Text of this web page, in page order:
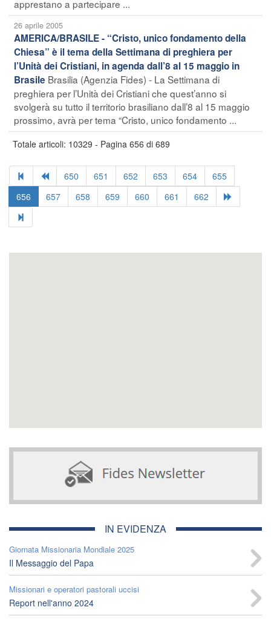
apprestano a partecipare ...
26 aprile 2005
AMERICA/BRASILE - “Cristo, unico fondamento della
Chiesa” è il tema della Settimana di preghiera per
l’Unità dei Cristiani, in agenda dall’8 al 15 maggio in
Brasile Brasilia (Agenzia Fides) - La Settimana di
preghiera per l’Unità dei Cristiani che quest’anno si
svolgerà su tutto il territorio brasiliano dall’8 al 15 maggio
prossimo, avrà per tema “Cristo, unico fondamento ...
Totale articoli: 10329 - Pagina 656 di 689
650 651 652 653 654
655
656
657 658 659 660 661 662
IN EVIDENZA
Giornata Missionaria Mondiale 2025
Il Messaggio del Papa
Missionari e operatori pastorali uccisi
Report nell'anno 2024